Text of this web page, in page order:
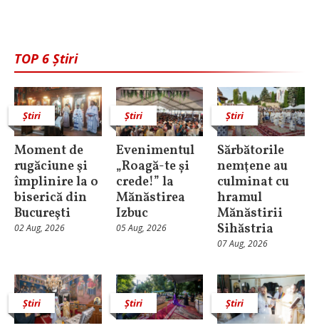
TOP 6 Știri
Știri
Moment de
rugăciune şi
împlinire la o
biserică din
Bucureşti
02 Aug, 2026
Știri
Evenimentul
„Roagă-te și
crede!” la
Mănăstirea
Izbuc
05 Aug, 2026
Știri
Sărbătorile
nemţene au
culminat cu
hramul
Mănăstirii
Sihăstria
07 Aug, 2026
Știri Știri Știri